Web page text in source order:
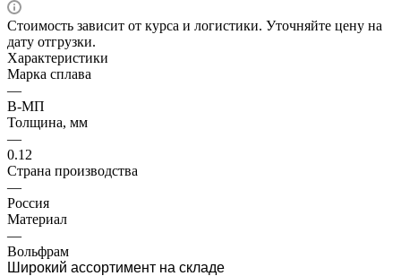
Стоимость зависит от курса и логистики. Уточняйте цену на
дату отгрузки.
Характеристики
Марка сплава
—
В-МП
Толщина, мм
—
0.12
Страна производства
—
Россия
Материал
—
Вольфрам
Широкий ассортимент на складе